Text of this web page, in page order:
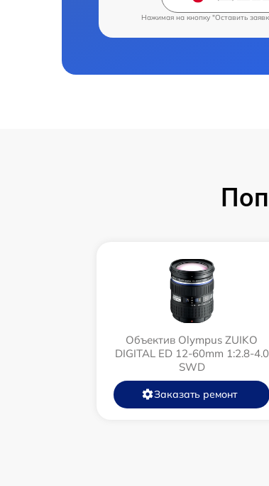
Нажимая на кнопку "Оставить
Объектив Olympus ZUIKO
DIGITAL ED 12-60mm 1:2.8-4.0
SWD
Заказать ремонт